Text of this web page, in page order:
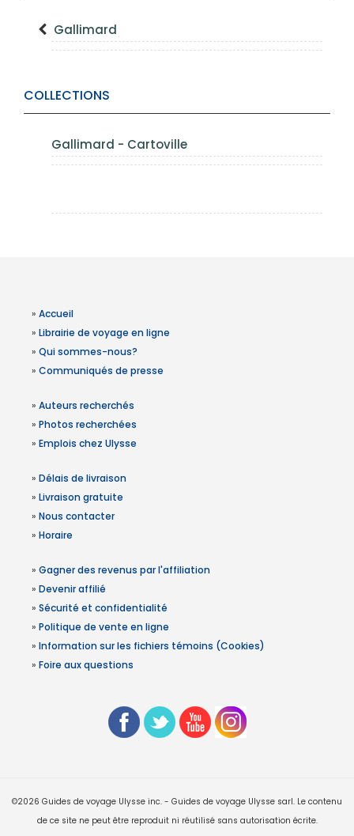
Gallimard
COLLECTIONS
Gallimard - Cartoville
» Accueil
» Librairie de voyage en ligne
» Qui sommes-nous?
» Communiqués de presse
» Auteurs recherchés
» Photos recherchées
» Emplois chez Ulysse
» Délais de livraison
» Livraison gratuite
» Nous contacter
» Horaire
» Gagner des revenus par l'affiliation
» Devenir affilié
» Sécurité et confidentialité
» Politique de vente en ligne
» Information sur les fichiers témoins (Cookies)
» Foire aux questions
©2026 Guides de voyage Ulysse inc. - Guides de voyage Ulysse sarl. Le contenu
de ce site ne peut être reproduit ni réutilisé sans autorisation écrite.